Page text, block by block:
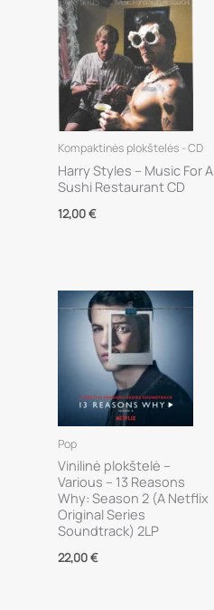
Kompaktinės plokštelės - CD
Harry Styles – Music For A
Sushi Restaurant CD
12,00€
Pop
Vinilinė plokštelė –
Various – 13 Reasons
Why: Season 2 (A Netflix
Original Series
Soundtrack) 2LP
22,00€